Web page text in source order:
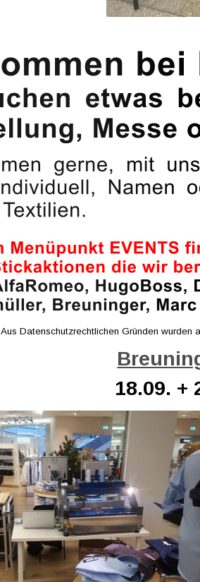
Aus Datenschutzrechtlichen Gründen wurden
18.09. +